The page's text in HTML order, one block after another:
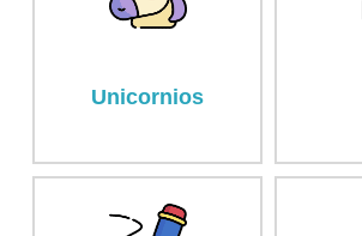
Unicornios